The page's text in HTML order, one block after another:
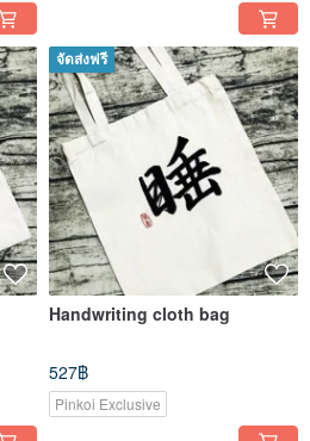
จัดส่งฟรี
Handwriting cloth bag
527฿
Pinkoi Exclusive